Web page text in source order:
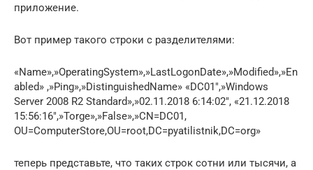
приложение.
Вот пример такого строки с разделителями:
«Name»,»OperatingSystem»,»LastLogonDate»,»Modified»,»En
abled» ,»Ping»,»DistinguishedName» «DC01″,»Windows
Server 2008 R2 Standard»,»02.11.2018 6:14:02″, «21.12.2018
15:56:16″,»Torge»,»False»,»CN=DC01,
OU=ComputerStore,OU=root,DC=pyatilistnik,DC=org»
теперь представьте, что таких строк сотни или тысячи, а